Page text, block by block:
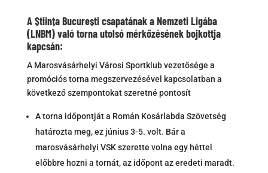
A Știința București csapatának a Nemzeti Ligába
(LNBM) való torna utolsó mérkőzésének bojkottja
kapcsán:
A Marosvásárhelyi Városi Sportklub vezetősége a
promóciós torna megszervezésével kapcsolatban a
következő szempontokat szeretné pontosít
A torna időpontját a Román Kosárlabda Szövetség
határozta meg, ez június 3-5. volt. Bár a
marosvásárhelyi VSK szerette volna egy héttel
előbbre hozni a tornát, az időpont az eredeti maradt.